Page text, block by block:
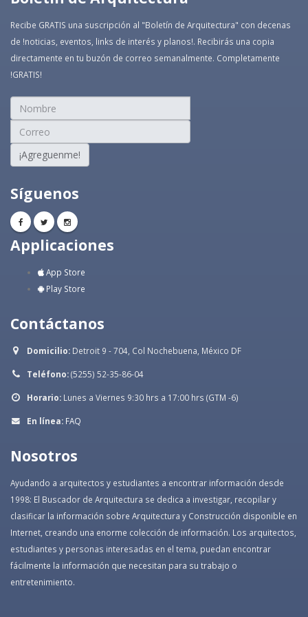
Recibe GRATIS una suscripción al "Boletín de Arquitectura" con decenas
de !noticias, eventos, links de interés y planos!. Recibirás una copia
directamente en tu buzón de correo semanalmente. Completamente
!GRATIS!
¡Agreguenme!
Síguenos
Applicaciones
App Store
Play Store
Contáctanos
Domicilio: Detroit 9 - 704, Col Nochebuena, México DF
Teléfono:(5255) 52-35-86-04
Horario: Lunes a Viernes 9:30 hrs a 17:00 hrs (GTM -6)
En línea: FAQ
Nosotros
Ayudando a arquitectos y estudiantes a encontrar información desde
1998: El Buscador de Arquitectura se dedica a investigar, recopilar y
clasificar la información sobre Arquitectura y Construcción disponible en
Internet, creando una enorme colección de información. Los arquitectos,
estudiantes y personas interesadas en el tema, puedan encontrar
fácilmente la información que necesitan para su trabajo o
entretenimiento.